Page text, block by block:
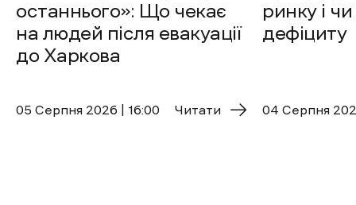
останнього»: Що чекає
на людей після евакуації
до Харкова
05 Cерпня 2026 | 16:00 Читати
ринку і
дефіциту
04 Cерпня